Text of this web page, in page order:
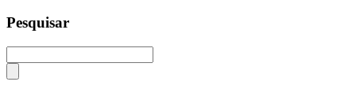
Pesquisar